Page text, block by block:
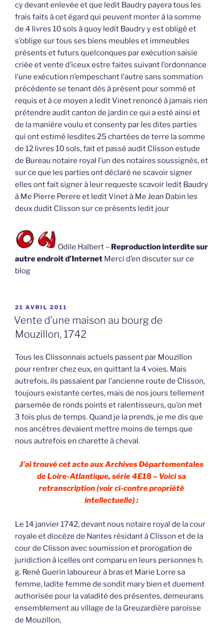
cy devant enlevée et que ledit Baudry payera tous les
frais faits à cet égard qui peuvent monter à la somme
de 4 livres 10 sols à quoy ledit Baudry y est obligé et
s’oblige sur tous ses biens meubles et immeubles
présents et futurs quelconques par exécution saisie
criée et vente d’iceux estre faites suivant l’ordonnance
l’une exécution n’empeschant l’autre sans sommation
précédente se tenant dès à présent pour sommé et
requis et à ce moyen a ledit Vinet renoncé à jamais rien
prétendre audit canton de jardin ce qui a esté ainsi et
de la manière voulu et consenty par les dites parties
qui ont estimé lesdites 25 chartées de terre la somme
de 12 livres 10 sols, fait et passé audit Clisson estude
de Bureau notaire royal l’un des notaires soussignés, et
sur ce que les parties ont déclaré ne scavoir signer
elles ont fait signer à leur requeste scavoir ledit Baudry
à Me Pierre Perere et ledit Vinet à Me Jean Dabin les
deux dudit Clisson sur ce présents ledit jour
Odile Halbert – Reproduction interdite sur
autre endroit d’Internet Merci d’en discuter sur ce
blog
PUBLIÉ
LE
21 AVRIL 2011
Vente d’une maison au bourg de
Mouzillon, 1742
Tous les Clissonnais actuels passent par Mouzillon
pour rentrer chez eux, en quittant la 4 voies. Mais
autrefois, ils passaient par l’ancienne route de Clisson,
toujours existante certes, mais de nos jours tellement
parsemée de ronds points et ralentisseurs, qu’on met
3 fois plus de temps. Quand je la prends, je me dis que
nos ancêtres devaient mettre moins de temps que
nous autrefois en charette à cheval.
J’ai trouvé cet acte aux Archives Départementales
de Loire-Atlantique, série 4E18 – Voici sa
retranscription (voir ci-contre propriété
intellectuelle) :
Le 14 janvier 1742, devant nous notaire royal de la cour
royale et diocèze de Nantes résidant à Clisson et de la
cour de Clisson avec soumission et prorogation de
juridiction à icelles ont comparu en leurs personnes h.
g. René Guerin laboureur à bras et Marie Lorre sa
femme, ladite femme de sondit mary bien et duement
authorisée pour la valadité des présentes, demeurans
ensemblement au village de la Greuzardière paroisse
de Mouzillon,